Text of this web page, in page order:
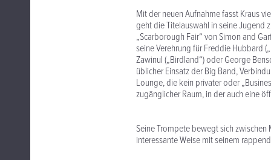
Mit der neuen Aufnahme fasst Kraus
geht die Titelauswahl in seine Jugend
„Scarborough Fair“ von Simon and
seine Verehrung für Freddie Hubbard
Zawinul („Birdland“) oder George
üblicher Einsatz der Big Band,
Lounge, die kein privater oder
zugänglicher Raum, in der auch eine
Seine Trompete bewegt sich
interessante Weise mit seinem